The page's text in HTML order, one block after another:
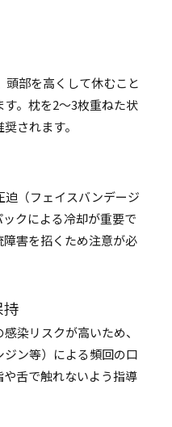
頭部を高くして休むこと
。枕を2～3枚重ねた状
されます。
迫（フェイスバンデージ
クによる冷却が重要で
害を招くため注意が必
染リスクが高いため、
ン等）による頻回の口
舌で触れないよう指導